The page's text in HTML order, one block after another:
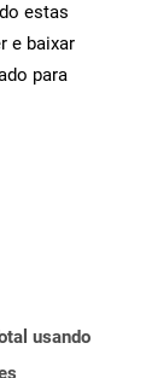
estas
e baixar
para
usando